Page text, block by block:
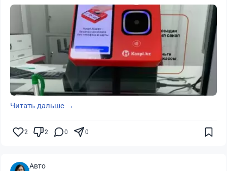
Читать дальше →
2 2 0 0
Авто